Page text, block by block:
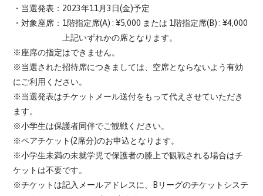
・当選発表：2023年11月3日(金)予定
・対象座席：1階指定席(A) : ¥5,000 または 1階指定席(B) : ¥4,000
上記いずれかの席となります。
※座席の指定はできません。
※当選された招待席につきましては、空席とならないよう有効
にご利用ください。
※当選発表はチケットメール送付をもって代えさせていただき
ます。
※小学生は保護者同伴でご観戦ください。
※ペアチケット(2席分)のお申込となります。
※小学生未満の未就学児で保護者の膝上で観戦される場合はチ
ケットは不要です。
※チケットは記入メールアドレスに、Bリーグのチケットシステ